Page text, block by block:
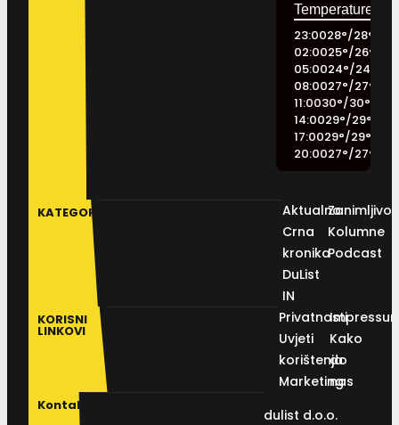
23:0028°/28°
02:0025°/26°
05:0024°/24
08:0027°/27°
11:0030°/30°
14:0029°/29°
17:0029°/29°
20:0027°/27°
KATEGORIJE
Aktualno
Crna
kronika
DuList
IN
Kolumne
Podcast
KORISNI
LINKOVI
Privatnosti
Uvjeti
korištenja
Marketing
Kako
do
nas
Kontakt
dulist d.o.o.